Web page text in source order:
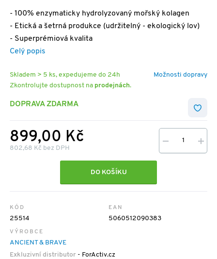
- 100% enzymaticky hydrolyzovaný mořský kolagen
- Etická a šetrná produkce (udržitelný - ekologický lov)
- Superprémiová kvalita
Celý popis
Možnosti dopravy
Skladem > 5 ks, expedujeme do 24h
Zkontrolujte dostupnost na prodejnách.
DOPRAVA ZDARMA
899,00 Kč
802,68 Kč bez DPH
DO KOŠÍKU
KÓD
25514
EAN
5060512090383
VÝROBCE
ANCIENT & BRAVE
Exkluzivní distributor - ForActiv.cz